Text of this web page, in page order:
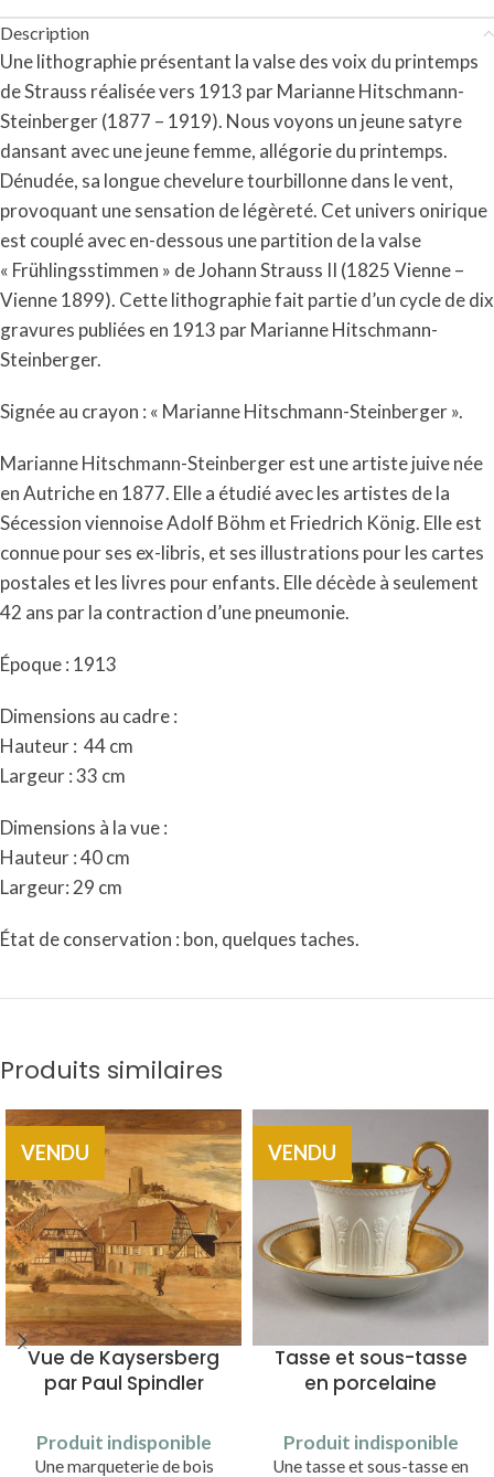
Description
Une lithographie présentant la valse des voix du printemps
de Strauss réalisée vers 1913 par Marianne Hitschmann-
Steinberger (1877 – 1919). Nous voyons un jeune satyre
dansant avec une jeune femme, allégorie du printemps.
Dénudée, sa longue chevelure tourbillonne dans le vent,
provoquant une sensation de légèreté. Cet univers onirique
est couplé avec en-dessous une partition de la valse
« Frühlingsstimmen » de Johann Strauss II (1825 Vienne –
Vienne 1899). Cette lithographie fait partie d’un cycle de dix
gravures publiées en 1913 par Marianne Hitschmann-
Steinberger.
Signée au crayon : « Marianne Hitschmann-Steinberger ».
Marianne Hitschmann-Steinberger est une artiste juive née
en Autriche en 1877. Elle a étudié avec les artistes de la
Sécession viennoise Adolf Böhm et Friedrich König. Elle est
connue pour ses ex-libris, et ses illustrations pour les cartes
postales et les livres pour enfants. Elle décède à seulement
42 ans par la contraction d’une pneumonie.
Époque : 1913
Dimensions au cadre :
Hauteur : 44 cm
Largeur : 33 cm
Dimensions à la vue :
Hauteur : 40 cm
Largeur: 29 cm
État de conservation : bon, quelques taches.
Produits similaires
VENDU
Vue de Kaysersberg
par Paul Spindler
Produit indisponible
Une marqueterie de bois
VENDU
Tasse et sous-tasse
en porcelaine
Produit indisponible
Une tasse et sous-tasse en